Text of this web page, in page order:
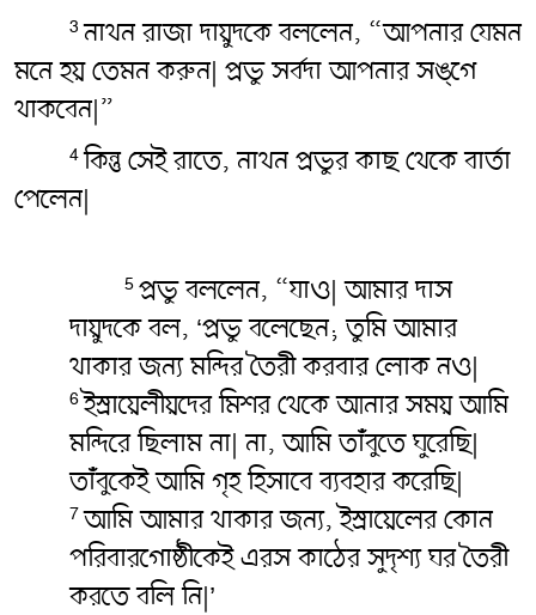
3নাথন রাজা দায়ুদকে বললেন, “আপনার যেমন
মনে হয় তেমন করুন| প্রভু সর্বদা আপনার সঙ্গে
থাকবেন|”
4কিন্তু সেই রাতে, নাথন প্রভুর কাছ থেকে বার্তা
পেলেন|
5 প্রভু বললেন, “যাও| আমার দাস
দায়ুদকে বল, ‘প্রভু বলেছেন; তুমি আমার
থাকার জন্য মন্দির তৈরী করবার লোক নও|
6ইস্রায়েলীয়দের মিশর থেকে আনার সময় আমি
মন্দিরে ছিলাম না| না, আমি তাঁবুতে ঘুরেছি|
তাঁবুকেই আমি গৃহ হিসাবে ব্যবহার করেছি|
7আমি আমার থাকার জন্য, ইস্রায়েলের কোন
পরিবারগোষ্ঠীকেই এরস কাঠের সুদৃশ্য ঘর তৈরী
করতে বলি নি|’